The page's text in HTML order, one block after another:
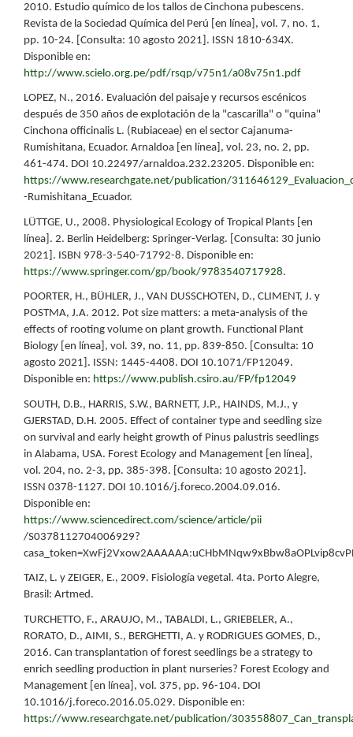
2010. Estudio químico de los tallos de Cinchona pubescens.
Revista de la Sociedad Química del Perú [en línea], vol. 7, no. 1,
pp. 10-24. [Consulta: 10 agosto 2021]. ISSN 1810-634X.
Disponible en:
http://www.scielo.org.pe/pdf/rsqp/v75n1/a08v75n1.pdf
LOPEZ, N., 2016. Evaluación del paisaje y recursos escénicos
después de 350 años de explotación de la "cascarilla" o "quina"
Cinchona officinalis L. (Rubiaceae) en el sector Cajanuma-
Rumishitana, Ecuador. Arnaldoa [en línea], vol. 23, no. 2, pp.
461-474. DOI 10.22497/arnaldoa.232.23205. Disponible en:
https://www.researchgate.net/publication/
-Rumishitana_Ecuador.
LÜTTGE, U., 2008. Physiological Ecology of Tropical Plants [en
línea]. 2. Berlin Heidelberg: Springer-Verlag. [Consulta: 30 junio
2021]. ISBN 978-3-540-71792-8. Disponible en:
https://www.springer.com/gp/book/9783540717928.
POORTER, H., BÜHLER, J., VAN DUSSCHOTEN, D., CLIMENT, J. y
POSTMA, J.A. 2012. Pot size matters: a meta-analysis of the
effects of rooting volume on plant growth. Functional Plant
Biology [en línea], vol. 39, no. 11, pp. 839-850. [Consulta: 10
agosto 2021]. ISSN: 1445-4408. DOI 10.1071/FP12049.
Disponible en: https://www.publish.csiro.au/FP/fp12049
SOUTH, D.B., HARRIS, S.W., BARNETT, J.P., HAINDS, M.J., y
GJERSTAD, D.H. 2005. Effect of container type and seedling size
on survival and early height growth of Pinus palustris seedlings
in Alabama, USA. Forest Ecology and Management [en línea],
vol. 204, no. 2-3, pp. 385-398. [Consulta: 10 agosto 2021].
ISSN 0378-1127. DOI 10.1016/j.foreco.2004.09.016.
Disponible en:
https://www.sciencedirect.com/science/article/pii
/S0378112704006929?
TAIZ, L. y ZEIGER, E., 2009. Fisiología vegetal. 4ta. Porto Alegre,
Brasil: Artmed.
TURCHETTO, F., ARAUJO, M., TABALDI, L., GRIEBELER, A.,
RORATO, D., AIMI, S., BERGHETTI, A. y RODRIGUES GOMES, D.,
2016. Can transplantation of forest seedlings be a strategy to
enrich seedling production in plant nurseries? Forest Ecology and
Management [en línea], vol. 375, pp. 96-104. DOI
10.1016/j.foreco.2016.05.029. Disponible en:
https://www.researchgate.net/publication/